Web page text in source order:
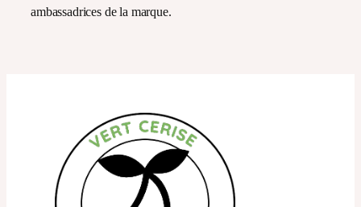
ambassadrices de la marque.